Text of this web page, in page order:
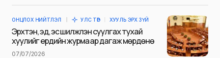
ОНЦЛОХ НИЙТЛЭЛ УЛС ТӨР ХУУЛЬ ЭРХ ЗҮЙ
Эрхтэн, эд, эс шилжүүлэн суулгах тухай
хуулийг ердийн журмаар дагаж мөрдөнө
07/07/2026